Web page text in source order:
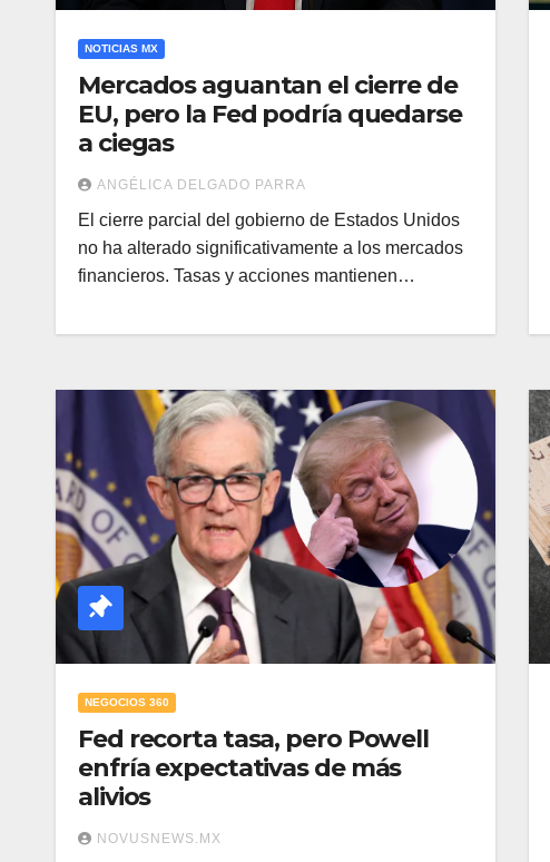
NOTICIAS MX
Mercados aguantan el cierre de
EU, pero la Fed podría quedarse
a ciegas
ANGÉLICA DELGADO PARRA
El cierre parcial del gobierno de Estados Unidos
no ha alterado significativamente a los mercados
financieros. Tasas y acciones mantienen…
NEGOCIOS 360
Fed recorta tasa, pero Powell
enfría expectativas de más
alivios
NOVUSNEWS.MX